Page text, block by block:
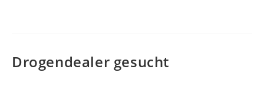
Drogendealer gesucht